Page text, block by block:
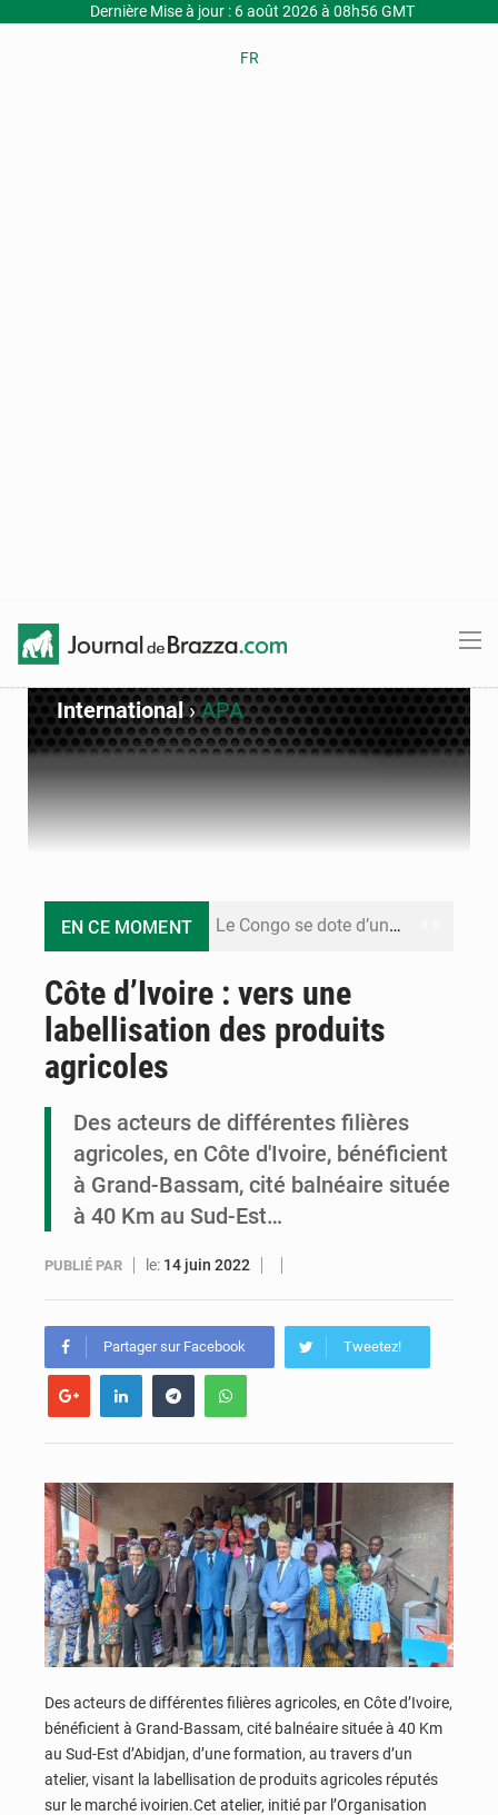
Dernière Mise à jour : 6 août 2026 à 08h56 GMT
FR
International›APA
EN CE MOMENT Le Congo se dote d’un programme national pour valoriser les produits forestiers non ligneux
Compétitions africaines : la CAF ferme la porte à l’AC Léopards et à l’AS Otohô
Côte d’Ivoire : vers une
labellisation des produits
agricoles
Des acteurs de différentes filières
agricoles, en Côte d'Ivoire, bénéficient
à Grand-Bassam, cité balnéaire située
à 40 Km au Sud-Est…
PUBLIÉ PAR le: 14 juin 2022
Partager sur Facebook Tweetez!
Des acteurs de différentes filières agricoles, en Côte d’Ivoire,
bénéficient à Grand-Bassam, cité balnéaire située à 40 Km
au Sud-Est d’Abidjan, d’une formation, au travers d’un
atelier, visant la labellisation de produits agricoles réputés
sur le marché ivoirien.Cet atelier, initié par l’Organisation